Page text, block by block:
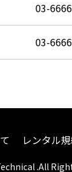
03-
03-
レンタル
.All